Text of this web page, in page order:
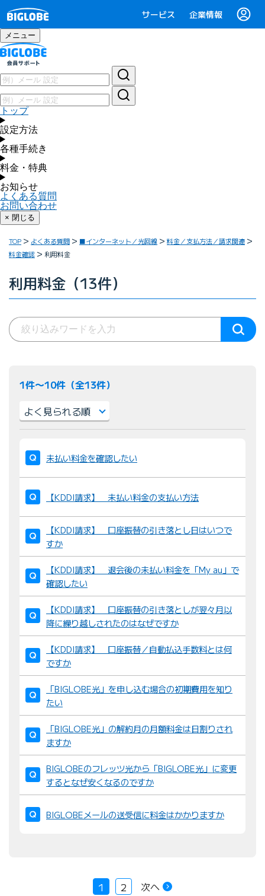
サービス 企業情報
メニュー
トップ
設定方法
各種手続き
料金・特典
お知らせ
よくある質問
お問い合わせ
× 閉じる
TOP よくある質問 ■インターネット／光回線
料金／支払方法／請求関連
料金確認
利用料金
利用料金（13件）
1件〜10件（全13件）
び
替
え
：
未払い料金を確認したい
【KDDI請求】 未払い料金の支払い方法
【KDDI請求】 口座振替の引き落とし日はいつで
すか
【KDDI請求】 退会後の未払い料金を「My au」で
確認したい
【KDDI請求】 口座振替の引き落としが翌々月以
降に繰り越しされたのはなぜですか
【KDDI請求】 口座振替／自動払込手数料とは何
ですか
「BIGLOBE光」を申し込む場合の初期費用を知り
たい
「BIGLOBE光」の解約月の月額料金は日割りされ
ますか
BIGLOBEのフレッツ光から「BIGLOBE光」に変更
するとなぜ安くなるのですか
BIGLOBEメールの送受信に料金はかかりますか
1 2 次へ